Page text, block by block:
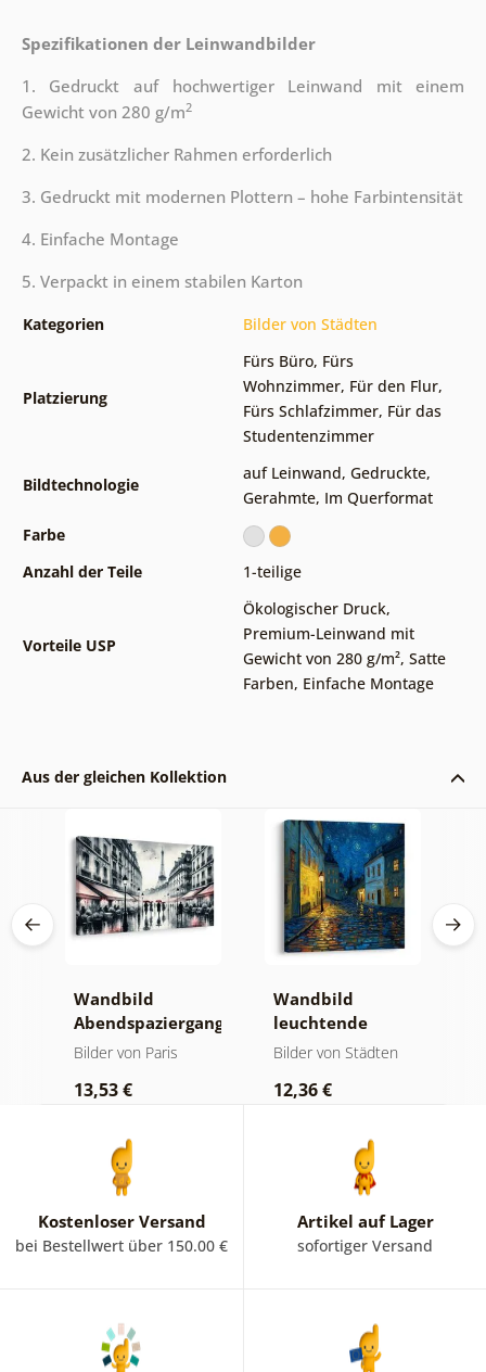
Spezifikationen der Leinwandbilder
1. Gedruckt auf hochwertiger Leinwand mit einem
Gewicht von 280 g/m2
2. Kein zusätzlicher Rahmen erforderlich
3. Gedruckt mit modernen Plottern – hohe Farbintensität
4. Einfache Montage
5. Verpackt in einem stabilen Karton
Kategorien Bilder von Städten
Platzierung
Fürs Büro, Fürs
Wohnzimmer, Für den Flur,
Fürs Schlafzimmer, Für das
Studentenzimmer
Bildtechnologie
auf Leinwand, Gedruckte,
Gerahmte, Im Querformat
Farbe
Anzahl der Teile
1-teilige
Vorteile USP
Ökologischer Druck,
Premium-Leinwand mit
Gewicht von 280 g/m², Satte
Farben, Einfache Montage
Aus der gleichen Kollektion
Wandbild
Abendspaziergang
durch Paris
Bilder von Paris
13,53 €
Wandbild
leuchtende
Lampennacht
Bilder von Städten
12,36 €
Kostenloser Versand
bei Bestellwert über 150.00 €
Artikel auf Lager
sofortiger Versand